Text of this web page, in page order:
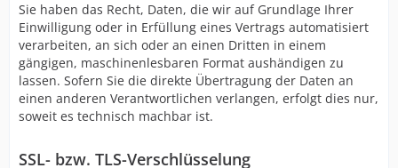
Sie haben das Recht, Daten, die wir auf Grundlage Ihrer
Einwilligung oder in Erfüllung eines Vertrags automatisiert
verarbeiten, an sich oder an einen Dritten in einem
gängigen, maschinenlesbaren Format aushändigen zu
lassen. Sofern Sie die direkte Übertragung der Daten an
einen anderen Verantwortlichen verlangen, erfolgt dies nur,
soweit es technisch machbar ist.
SSL- bzw. TLS-Verschlüsselung